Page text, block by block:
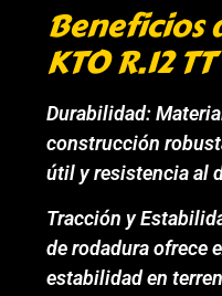
Beneficios
KTO R.12
Durabilidad:
construcción
útil y resistencia al
Tracción y
de rodadura ofrece
estabilidad en